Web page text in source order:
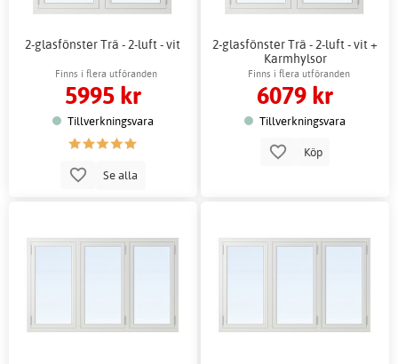
2-glasfönster Trä - 2-luft - vit
Finns i flera utföranden
5995 kr
Tillverkningsvara
Se alla
2-glasfönster Trä - 2-luft - vit +
Karmhylsor
Finns i flera utföranden
6079 kr
Tillverkningsvara
Köp